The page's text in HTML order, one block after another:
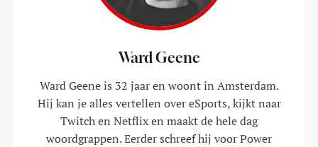
Ward Geene
Ward Geene is 32 jaar en woont in Amsterdam.
Hij kan je alles vertellen over eSports, kijkt naar
Twitch en Netflix en maakt de hele dag
woordgrappen. Eerder schreef hij voor Power